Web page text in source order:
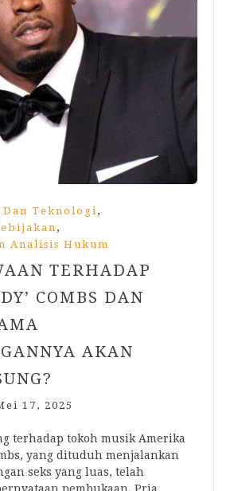
Teknologi ,
,
Analisis Hukum
TERHADAP
COMBS DAN
AKAN
17, 2025
terhadap tokoh musik Amerika
yang dituduh menjalankan
seks yang luas, telah